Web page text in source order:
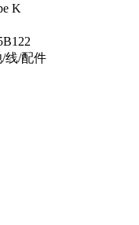
K
/线/配件